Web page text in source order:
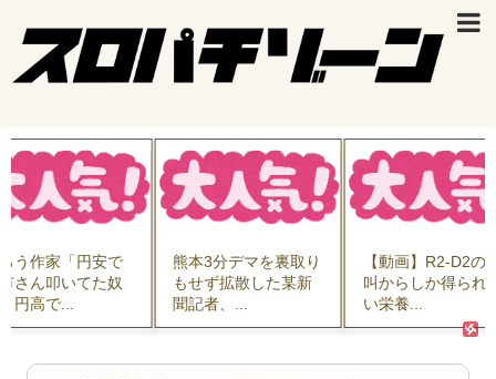
う作家「円安で
さん叩いてた奴
円高で...
熊本3分デマを裏取り
もせず拡散した某新
聞記者、...
【動画】R2-D2の
叫からしか得られ
い栄養...